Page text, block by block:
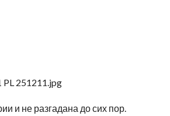
и не разгадана до сих пор.